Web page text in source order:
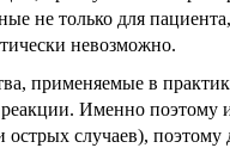
не только для
невозможно.
применяемые в
реакции. Именно
случаев), поэтому